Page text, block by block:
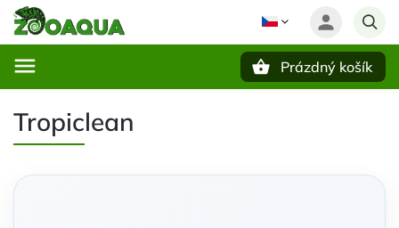
Prázdný košík
Tropiclean